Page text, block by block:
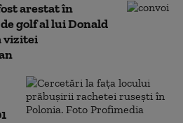
arestat în
golf al lui Donald
vizitei